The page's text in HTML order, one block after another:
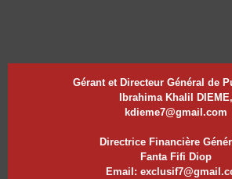
Gérant et Directeur Général de
Ibrahima Khalil DIEME,
kdieme7@gmail.com
Directrice Financière
Fanta Fifi Diop
Email: